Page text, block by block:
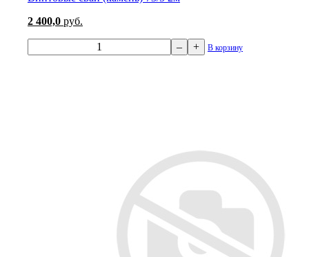
2 400,0 руб.
– + В корзину